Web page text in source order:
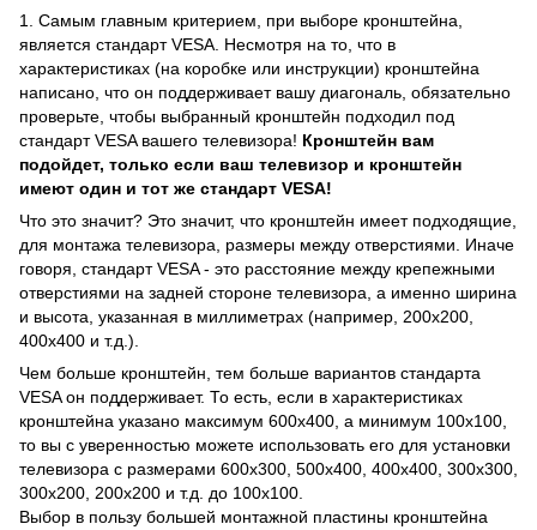
1. Самым главным критерием, при выборе кронштейна,
является стандарт VESA. Несмотря на то, что в
характеристиках (на коробке или инструкции) кронштейна
написано, что он поддерживает вашу диагональ, обязательно
проверьте, чтобы выбранный кронштейн подходил под
стандарт VESA вашего телевизора! Кронштейн вам
подойдет, только если ваш телевизор и кронштейн
имеют один и тот же стандарт VESA!
Что это значит? Это значит, что кронштейн имеет подходящие,
для монтажа телевизора, размеры между отверстиями. Иначе
говоря, стандарт VESA - это расстояние между крепежными
отверстиями на задней стороне телевизора, а именно ширина
и высота, указанная в миллиметрах (например, 200х200,
400х400 и т.д.).
Чем больше кронштейн, тем больше вариантов стандарта
VESA он поддерживает. То есть, если в характеристиках
кронштейна указано максимум 600х400, а минимум 100х100,
то вы с уверенностью можете использовать его для установки
телевизора с размерами 600х300, 500х400, 400х400, 300х300,
300х200, 200х200 и т.д. до 100х100.
Выбор в пользу большей монтажной пластины кронштейна